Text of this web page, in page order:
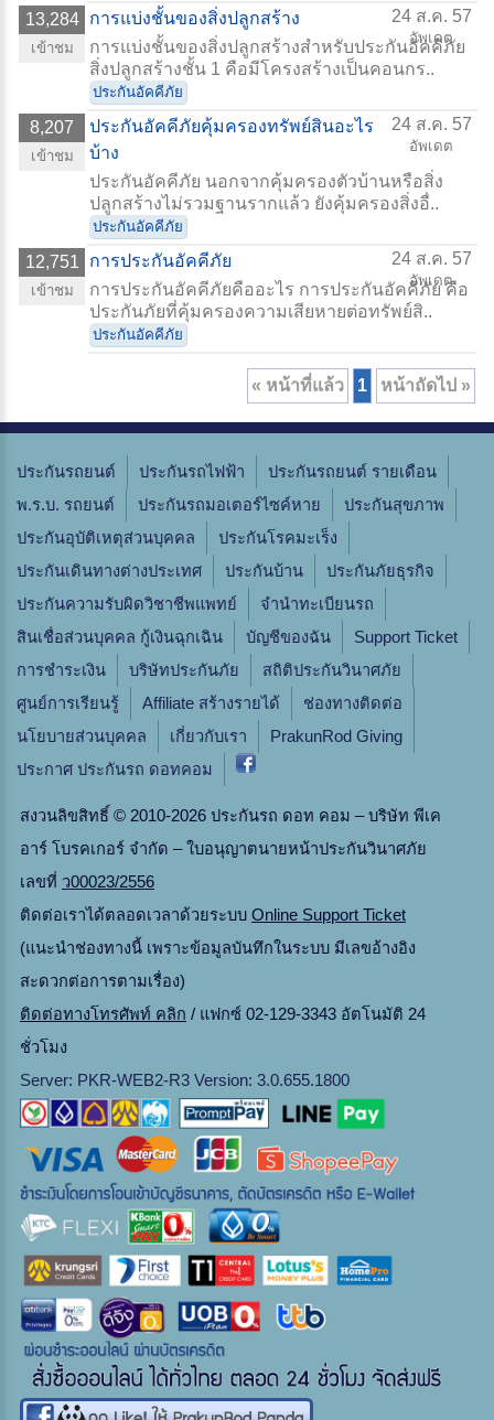
13,284
เข้าชม
การแบ่งชั้นของสิ่งปลูกสร้าง 24 ส.ค. 57
อัพเดต
การแบ่งชั้นของสิ่งปลูกสร้างสำหรับประกันอัคคีภัย
สิ่งปลูกสร้างชั้น 1 คือมีโครงสร้างเป็นคอนกร..
ประกันอัคคีภัย
8,207
เข้าชม
ประกันอัคคีภัยคุ้มครองทรัพย์สินอะไร
บ้าง
24 ส.ค. 57
อัพเดต
ประกันอัคคีภัย นอกจากคุ้มครองตัวบ้านหรือสิ่ง
ปลูกสร้างไม่รวมฐานรากแล้ว ยังคุ้มครองสิ่งอื่..
ประกันอัคคีภัย
12,751
เข้าชม
การประกันอัคคีภัย 24 ส.ค. 57
อัพเดต
การประกันอัคคีภัยคืออะไร การประกันอัคคีภัย คือ
ประกันภัยที่คุ้มครองความเสียหายต่อทรัพย์สิ..
ประกันอัคคีภัย
« หน้าที่แล้ว 1 หน้าถัดไป »
ประกันรถยนต์ ประกันรถไฟฟ้า
ประกันรถยนต์ รายเดือน
พ.ร.บ. รถยนต์
ประกันรถมอเตอร์ไซค์หาย
ประกันสุขภาพ
ประกันอุบัติเหตุส่วนบุคคล
ประกันโรคมะเร็ง
ประกันเดินทางต่างประเทศ
ประกันบ้าน
ประกันภัยธุรกิจ
ประกันความรับผิดวิชาชีพแพทย์
จํานําทะเบียนรถ
สินเชื่อส่วนบุคคล กู้เงินฉุกเฉิน
บัญชีของฉัน
Support Ticket
การชำระเงิน
บริษัทประกันภัย
สถิติประกันวินาศภัย
ศูนย์การเรียนรู้
Affiliate สร้างรายได้
ช่องทางติดต่อ
นโยบายส่วนบุคคล
เกี่ยวกับเรา
PrakunRod Giving
ประกาศ ประกันรถ ดอทคอม
สงวนลิขสิทธิ์ © 2010-2026 ประกันรถ ดอท คอม – บริษัท พีเค
อาร์ โบรคเกอร์ จำกัด – ใบอนุญาตนายหน้าประกันวินาศภัย
เลขที่ ว00023/2556
ติดต่อเราได้ตลอดเวลาด้วยระบบ Online Support Ticket
(แนะนำช่องทางนี้ เพราะข้อมูลบันทึกในระบบ มีเลขอ้างอิง
สะดวกต่อการตามเรื่อง)
ติดต่อทางโทรศัพท์ คลิก / แฟกซ์ 02-129-3343 อัตโนมัติ 24
ชั่วโมง
Server: PKR-WEB2-R3 Version: 3.0.655.1800